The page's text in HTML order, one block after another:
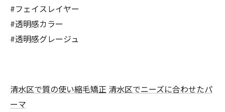
#フェイスレイヤー
#透明感カラー
#透明感グレージュ
清水区で質の使い縮毛矯正 清水区でニーズに合わせたパ
ーマ